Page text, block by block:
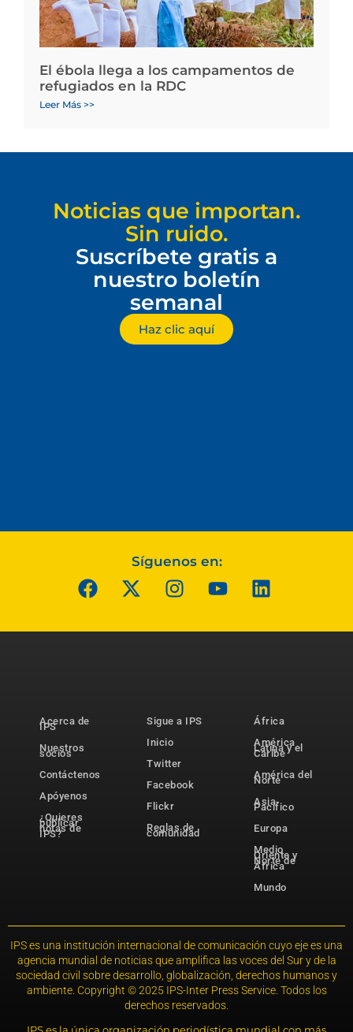
El ébola llega a los campamentos de
refugiados en la RDC
Leer Más >>
Noticias que importan.
Sin ruido.
Suscríbete gratis a
nuestro boletín
semanal
Haz clic aquí
Síguenos en:
Acerca de
IPS
Nuestros
socios
Contáctenos
Apóyenos
¿Quieres
publicar
notas de
IPS?
Sigue a IPS
Inicio
Twitter
Facebook
Flickr
Reglas de
comunidad
África
América
Latina y el
Caribe
América del
Norte
Asia-
Pacífico
Europa
Medio
Oriente y
Norte de
África
Mundo
IPS es una institución internacional de comunicación cuyo eje es una
agencia mundial de noticias que amplifica las voces del Sur y de la
sociedad civil sobre desarrollo, globalización, derechos humanos y
ambiente. Copyright © 2025 IPS-Inter Press Service. Todos los
derechos reservados.
IPS es la única organización periodística mundial con más